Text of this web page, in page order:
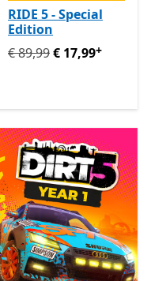
RIDE 5 - Special
Edition
Ursprünglich € 89,99 jetzt
€ 89,99€ 17,99+